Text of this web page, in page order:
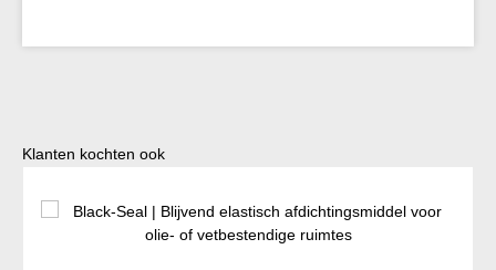
Productgalerij overslaan
Klanten kochten ook